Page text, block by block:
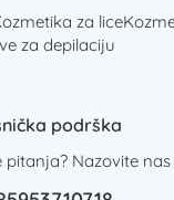
za lice
za depilaciju
podrška
pitanja? Nazovite nas